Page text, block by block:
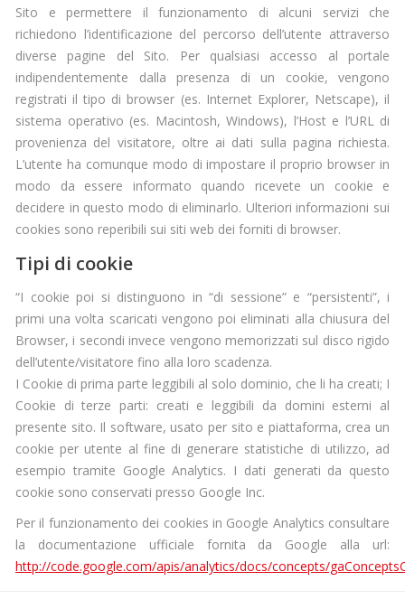
Sito e permettere il funzionamento di alcuni servizi che
richiedono l’identificazione del percorso dell’utente attraverso
diverse pagine del Sito. Per qualsiasi accesso al portale
indipendentemente dalla presenza di un cookie, vengono
registrati il tipo di browser (es. Internet Explorer, Netscape), il
sistema operativo (es. Macintosh, Windows), l’Host e l’URL di
provenienza del visitatore, oltre ai dati sulla pagina richiesta.
L’utente ha comunque modo di impostare il proprio browser in
modo da essere informato quando ricevete un cookie e
decidere in questo modo di eliminarlo. Ulteriori informazioni sui
cookies sono reperibili sui siti web dei forniti di browser.
Tipi di cookie
“I cookie poi si distinguono in “di sessione” e “persistenti”, i
primi una volta scaricati vengono poi eliminati alla chiusura del
Browser, i secondi invece vengono memorizzati sul disco rigido
dell’utente/visitatore fino alla loro scadenza.
I Cookie di prima parte leggibili al solo dominio, che li ha creati; I
Cookie di terze parti: creati e leggibili da domini esterni al
presente sito. Il software, usato per sito e piattaforma, crea un
cookie per utente al fine di generare statistiche di utilizzo, ad
esempio tramite Google Analytics. I dati generati da questo
cookie sono conservati presso Google Inc.
Per il funzionamento dei cookies in Google Analytics consultare
la documentazione ufficiale fornita da Google alla url:
http://code.google.com/apis/analytics/docs/concepts/